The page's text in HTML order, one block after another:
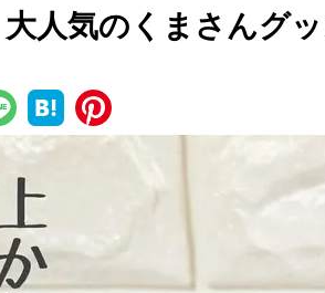
人気のくまさんグ